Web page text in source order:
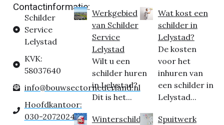
Contactinformatie:
Schilder
Service
Lelystad
KVK:
58037640
info@bouwsectornederland.nl
Hoofdkantoor:
030-2072024
Werkgebied
van Schilder
Service
Lelystad
Wilt u een
schilder huren
in Lelystad?
Dit is het...
Winterschilder
Wat kost een
schilder in
Lelystad?
De kosten
voor het
inhuren van
een schilder in
Lelystad...
Spuitwerk